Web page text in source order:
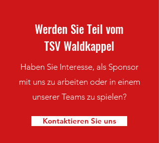
Werden Sie Teil vom
TSV Waldkappel
Haben Sie Interesse, als Sponsor
mit uns zu arbeiten oder in einem
unserer Teams zu spielen?
Kontaktieren Sie uns